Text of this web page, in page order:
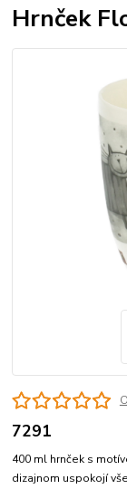
Hrnček
7291
400 ml hrnček s
dizajnom uspokojí